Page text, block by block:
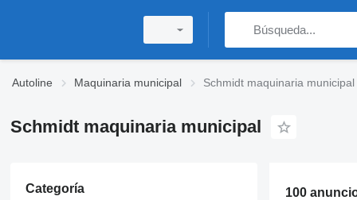
Autoline Maquinaria municipal Schmidt maquinaria municipal
Schmidt maquinaria municipal
Categoría 100